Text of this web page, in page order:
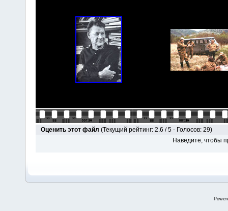
Оценить этот файл (Текущий рейтинг: 2.6 / 5 - Голосов: 29)
Наведите, чтобы